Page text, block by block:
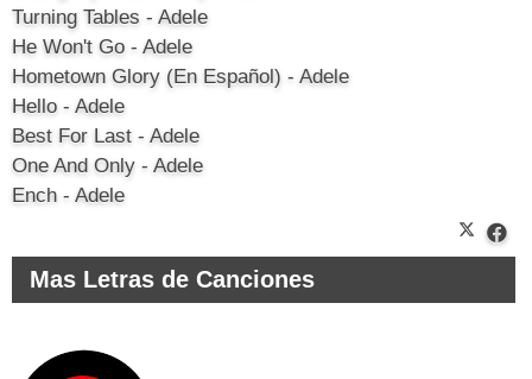
Turning Tables - Adele
He Won't Go - Adele
Hometown Glory (En Español) - Adele
Hello - Adele
Best For Last - Adele
One And Only - Adele
Ench - Adele
Mas Letras de Canciones